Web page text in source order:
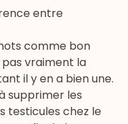
entre
comme bon
vraiment la
il y en a bien une.
supprimer les
testicules chez le